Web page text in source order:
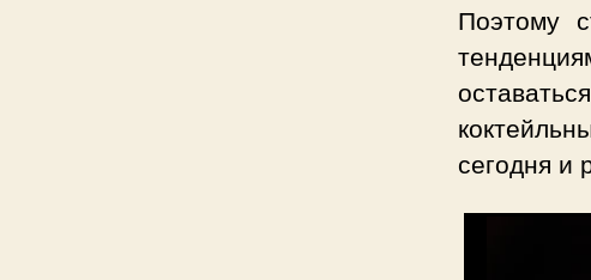
Поэтому
сегодня и